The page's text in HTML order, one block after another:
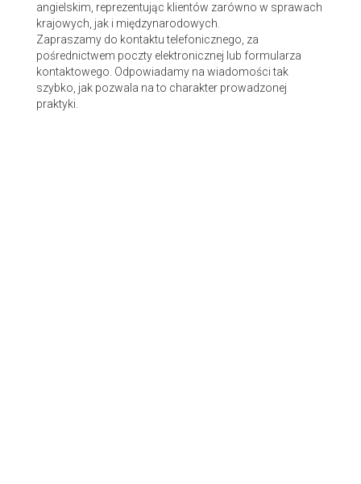
angielskim, reprezentując klientów zarówno w sprawach
krajowych, jak i międzynarodowych.
Zapraszamy do kontaktu telefonicznego, za
pośrednictwem poczty elektronicznej lub formularza
kontaktowego. Odpowiadamy na wiadomości tak
szybko, jak pozwala na to charakter prowadzonej
praktyki.